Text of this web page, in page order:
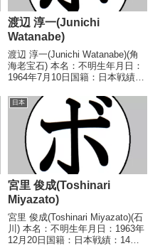
渡辺 淳一(Junichi
Watanabe)
渡辺 淳一(Junichi Watanabe)(角
海老宝石) 本名：不明生年月日：
1964年7月10日国籍：日本戦績：
ル】なし 【戦歴】1985/05/08
○4R判定 (採点不明) 手塚 健次
(ワタナベ...
日本
宮里 俊成(Toshinari
Miyazato)
宮里 俊成(Toshinari Miyazato)(石
川) 本名：不明生年月日：1963年
12月20日国籍：日本戦績：14戦4